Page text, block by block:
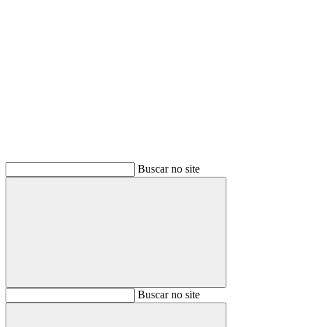
Buscar no site
BuscarBuscar no site